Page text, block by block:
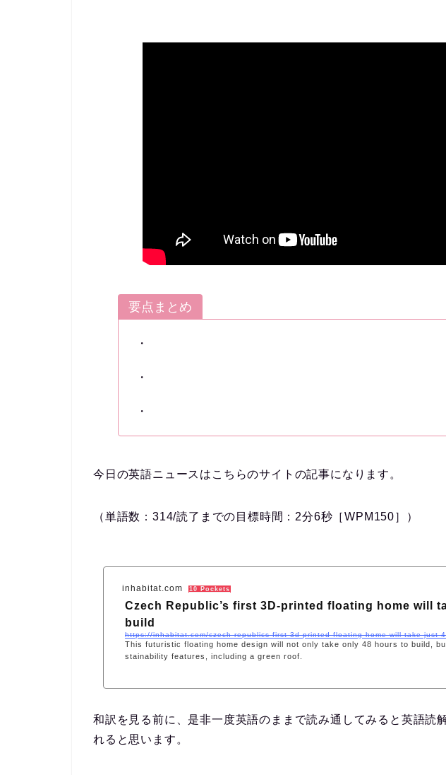
要点まとめ
・
・
・
今日の英語ニュースはこちらのサイトの記事になります。
（単語数：314/読了までの目標時間：2分6秒［WPM150］）
inhabitat.com 10 Pockets
Czech Republic’s first 3D-printed floating home will
build
https://inhabitat.com/czech-republics-first-3d-printed-floating-home-will-take-just-
This futuristic floating home design will not only take only 48 hours to build,
stainability features, including a green roof.
和訳を見る前に、是非一度英語のままで読み通してみると英語読
れると思います。